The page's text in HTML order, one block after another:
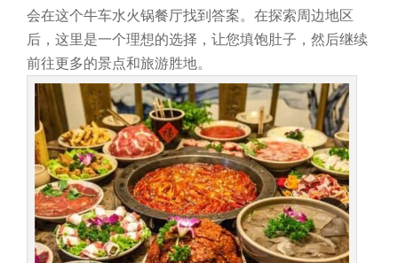
会在这个牛车水火锅餐厅找到答案。在探索周边地区
后，这里是一个理想的选择，让您填饱肚子，然后继续
前往更多的景点和旅游胜地。